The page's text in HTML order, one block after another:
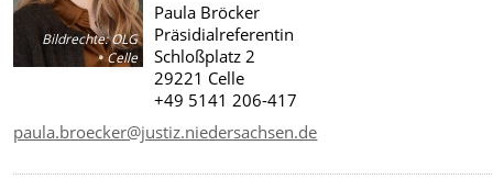
Bildrechte:OLG
Celle
Paula Bröcker
Präsidialreferentin
Schloßplatz 2
29221 Celle
+49 5141 206-417
paula.broecker@justiz.niedersachsen.de